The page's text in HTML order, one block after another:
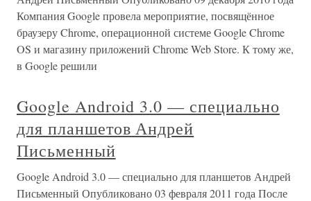
Компания Google провела мероприятие, посвящённое
браузеру Chrome, операционной системе Google Chrome
OS и магазину приложений Chrome Web Store. К тому же,
в Google решили
Google Android 3.0 — специально
для планшетов Андрей
Письменный
Google Android 3.0 — специально для планшетов Андрей
Письменный Опубликовано 03 февраля 2011 года После